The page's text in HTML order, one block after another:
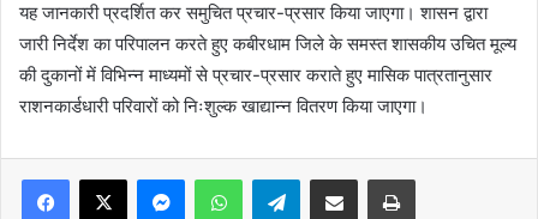
यह जानकारी प्रदर्शित कर समुचित प्रचार-प्रसार किया जाएगा। शासन द्वारा
जारी निर्देश का परिपालन करते हुए कबीरधाम जिले के समस्त शासकीय उचित मूल्य
की दुकानों में विभिन्न माध्यमों से प्रचार-प्रसार कराते हुए मासिक पात्रतानुसार
राशनकार्डधारी परिवारों को निःशुल्क खाद्यान्न वितरण किया जाएगा।
Telegram